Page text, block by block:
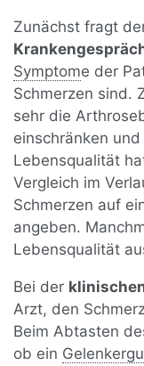
Zunächst fragt
Symptome der
Schmerzen sind.
sehr die
einschränken
Lebensqualität
Vergleich im
Schmerzen auf
angeben.
Lebensqualität
Bei der
Arzt, den
Beim Abtasten
ob ein